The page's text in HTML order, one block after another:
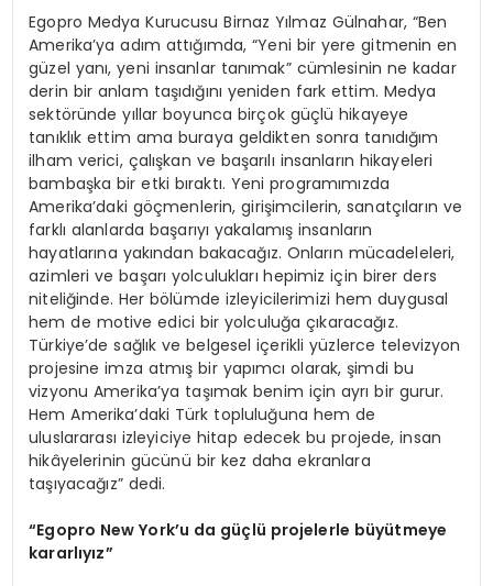
Egopro Medya Kurucusu Birnaz Yılmaz Gülnahar, “Ben
Amerika’ya adım attığımda, “Yeni bir yere gitmenin en
güzel yanı, yeni insanlar tanımak” cümlesinin ne kadar
derin bir anlam taşıdığını yeniden fark ettim. Medya
sektöründe yıllar boyunca birçok güçlü hikayeye
tanıklık ettim ama buraya geldikten sonra tanıdığım
ilham verici, çalışkan ve başarılı insanların hikayeleri
bambaşka bir etki bıraktı. Yeni programımızda
Amerika’daki göçmenlerin, girişimcilerin, sanatçıların ve
farklı alanlarda başarıyı yakalamış insanların
hayatlarına yakından bakacağız. Onların mücadeleleri,
azimleri ve başarı yolculukları hepimiz için birer ders
niteliğinde. Her bölümde izleyicilerimizi hem duygusal
hem de motive edici bir yolculuğa çıkaracağız.
Türkiye’de sağlık ve belgesel içerikli yüzlerce televizyon
projesine imza atmış bir yapımcı olarak, şimdi bu
vizyonu Amerika’ya taşımak benim için ayrı bir gurur.
Hem Amerika’daki Türk topluluğuna hem de
uluslararası izleyiciye hitap edecek bu projede, insan
hikâyelerinin gücünü bir kez daha ekranlara
taşıyacağız” dedi.
“Egopro New York’u da güçlü projelerle büyütmeye
kararlıyız”